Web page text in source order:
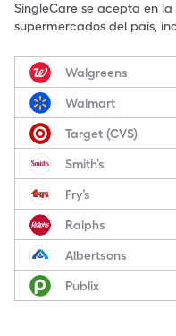
SingleCare se acepta en
supermercados del país,
Walgreens
Walmart
Target (CVS)
Smith’s
Fry’s
Ralphs
Albertsons
Publix